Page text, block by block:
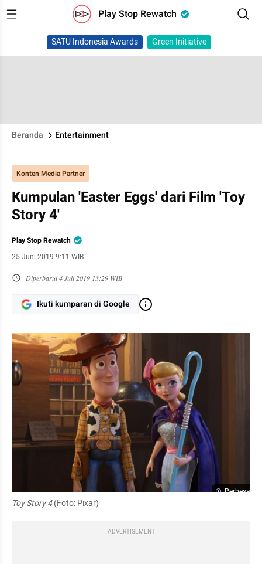
Play Stop Rewatch
SATU Indonesia Awards Green Initiative
Beranda Entertainment
Konten Media Partner
Kumpulan 'Easter Eggs' dari Film 'Toy
Story 4'
Play Stop Rewatch
25 Juni 2019 9:11 WIB
Diperbarui4 Juli 2019 13:29 WIB
Ikuti kumparan di Google
Perbesar
Toy Story 4 (Foto: Pixar)
ADVERTISEMENT